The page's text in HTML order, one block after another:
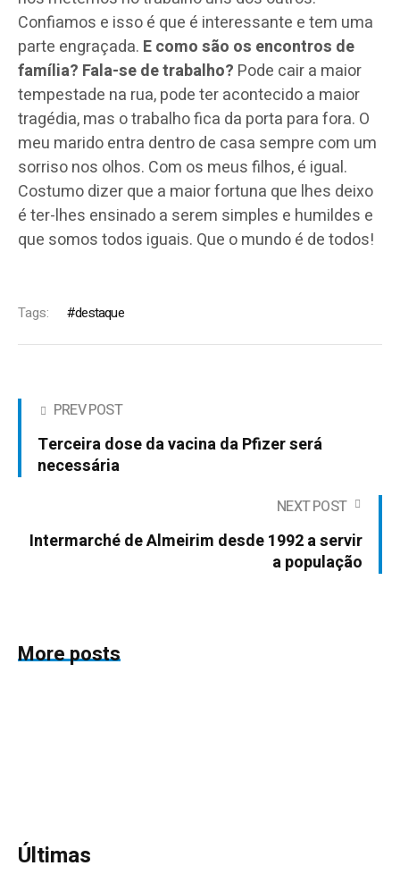
Confiamos e isso é que é interessante e tem uma
parte engraçada. E como são os encontros de
família? Fala-se de trabalho? Pode cair a maior
tempestade na rua, pode ter acontecido a maior
tragédia, mas o trabalho fica da porta para fora. O
meu marido entra dentro de casa sempre com um
sorriso nos olhos. Com os meus filhos, é igual.
Costumo dizer que a maior fortuna que lhes deixo
é ter-lhes ensinado a serem simples e humildes e
que somos todos iguais. Que o mundo é de todos!
Tags: destaque
PREV POST
Terceira dose da vacina da Pfizer será
necessária
NEXT POST
Intermarché de Almeirim desde 1992 a servir
a população
More posts
Últimas